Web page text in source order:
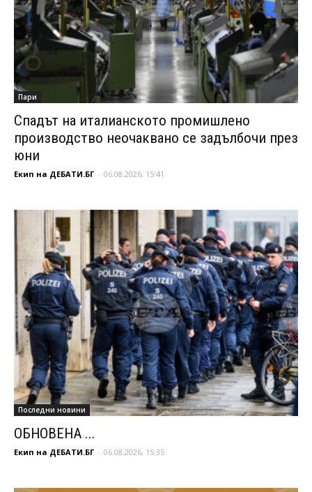
Пари
Спадът на италианското промишлено
производство неочаквано се задълбочи през
юни
Екип на ДЕБАТИ.БГ - 06.08.2026, 15:41
Последни новини
ОБНОВЕНА ...
Екип на ДЕБАТИ.БГ - 06.08.2026, 15:35